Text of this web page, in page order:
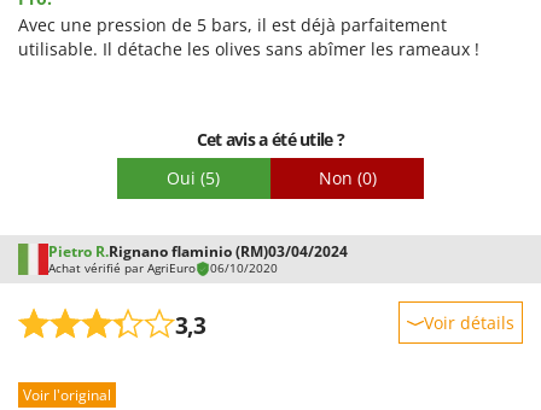
Qualité / Prix
Facilité de montage
Avec une pression de 5 bars, il est déjà parfaitement
utilisable. Il détache les olives sans abîmer les rameaux !
Cet avis a été utile ?
Oui (5) Non (0)
Pietro R.Rignano flaminio (RM)03/04/2024
Achat vérifié par AgriEuro 06/10/2020
3,3 Voir détails
Prestations
Voir l'original